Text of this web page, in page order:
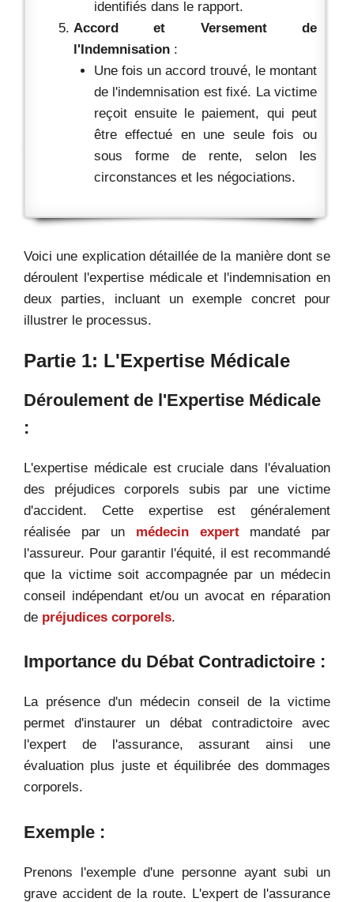
identifiés dans le rapport.
Accord et Versement de
l'Indemnisation :
Une fois un accord trouvé, le montant
de l'indemnisation est fixé. La victime
reçoit ensuite le paiement, qui peut
être effectué en une seule fois ou
sous forme de rente, selon les
circonstances et les négociations.
Voici une explication détaillée de la manière dont se
déroulent l'expertise médicale et l'indemnisation en
deux parties, incluant un exemple concret pour
illustrer le processus.
Partie 1: L'Expertise Médicale
Déroulement de l'Expertise Médicale
:
L'expertise médicale est cruciale dans l'évaluation
des préjudices corporels subis par une victime
d'accident. Cette expertise est généralement
réalisée par un médecin expert
mandaté par
l'assureur. Pour garantir l'équité, il est recommandé
que la victime soit accompagnée par un médecin
conseil indépendant et/ou un avocat en réparation
de préjudices corporels.
Importance du Débat Contradictoire :
La présence d'un médecin conseil de la victime
permet d'instaurer un débat contradictoire avec
l'expert de l'assurance, assurant ainsi une
évaluation plus juste et équilibrée des dommages
corporels.
Exemple :
Prenons l'exemple d'une personne ayant subi un
grave accident de la route. L'expert de l'assurance